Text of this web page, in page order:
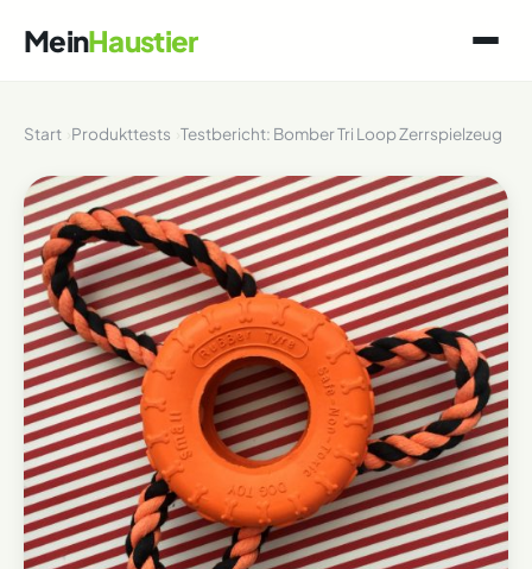
MeinHaustier
Start Produkttests Testbericht: Bomber Tri Loop Zerrspielzeug